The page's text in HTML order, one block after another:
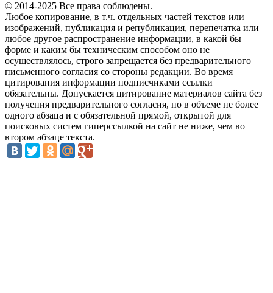
© 2014-2025 Все права соблюдены.
Любое копирование, в т.ч. отдельных частей текстов или
изображений, публикация и републикация, перепечатка или
любое другое распространение информации, в какой бы
форме и каким бы техническим способом оно не
осуществлялось, строго запрещается без предварительного
письменного согласия со стороны редакции. Во время
цитирования информации подписчиками ссылки
обязательны. Допускается цитирование материалов сайта без
получения предварительного согласия, но в объеме не более
одного абзаца и с обязательной прямой, открытой для
поисковых систем гиперссылкой на сайт не ниже, чем во
втором абзаце текста.